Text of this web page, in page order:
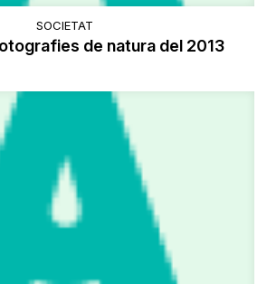
SOCIETAT
de natura del 2013